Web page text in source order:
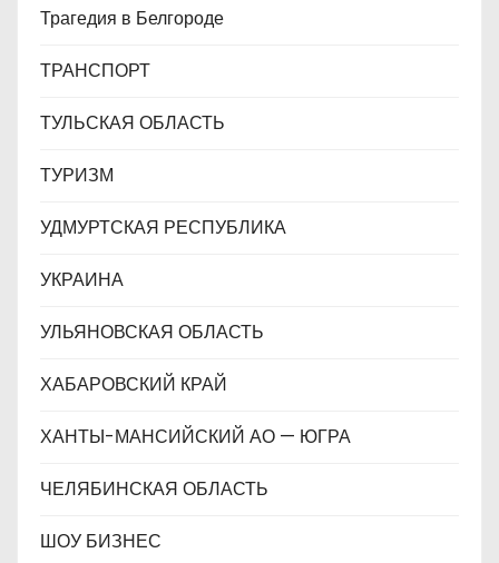
Трагедия в Белгороде
ТРАНСПОРТ
ТУЛЬСКАЯ ОБЛАСТЬ
ТУРИЗМ
УДМУРТСКАЯ РЕСПУБЛИКА
УКРАИНА
УЛЬЯНОВСКАЯ ОБЛАСТЬ
ХАБАРОВСКИЙ КРАЙ
ХАНТЫ-МАНСИЙСКИЙ АО — ЮГРА
ЧЕЛЯБИНСКАЯ ОБЛАСТЬ
ШОУ БИЗНЕС